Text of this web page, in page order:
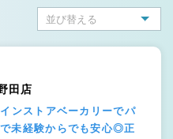
田店
ンストアベーカリーでパ
で未経験からでも安心◎正